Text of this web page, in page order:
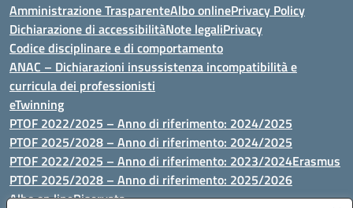
Amministrazione TrasparenteAlbo onlinePrivacy Policy
Dichiarazione di accessibilitàNote legaliPrivacy
Codice disciplinare e di comportamento
ANAC – Dichiarazioni insussistenza incompatibilità e
curricula dei professionisti
eTwinning
PTOF 2022/2025 – Anno di riferimento: 2024/2025
PTOF 2025/2028 – Anno di riferimento: 2024/2025
PTOF 2022/2025 – Anno di riferimento: 2023/2024Erasmus
PTOF 2025/2028 – Anno di riferimento: 2025/2026
Albo on lineRiservata